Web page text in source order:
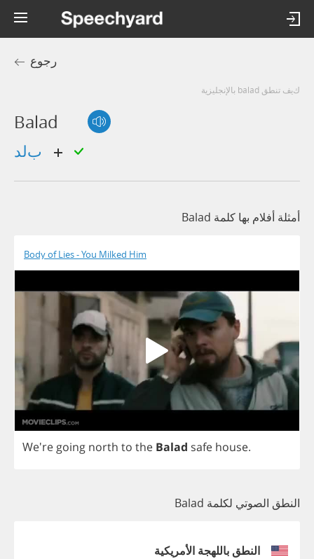
رجوع
كيف تنطق balad بالإنجليزية
Balad
أمثلة أفلام بها كلمة Balad
Body of Lies - You Milked Him
We're going north to the Balad safe house.
النطق الصوتي لكلمة Balad
النطق باللهجة الأمريكية